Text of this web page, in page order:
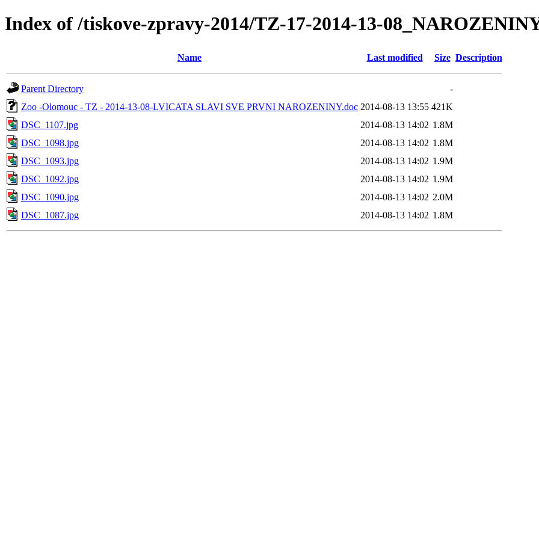
Index of /tiskove-zpravy-2014/TZ-17-2014-13-
Name Last modified Size Description
Parent Directory
-
Zoo -Olomouc - TZ - 2014-13-08-LVICATA SLAVI SVE PRVNI NAROZENINY.doc 2014-08-13 13:55 421K
DSC_1107.jpg
2014-08-13 14:02 1.8M
DSC_1098.jpg
2014-08-13 14:02 1.8M
DSC_1093.jpg
2014-08-13 14:02 1.9M
DSC_1092.jpg
2014-08-13 14:02 1.9M
DSC_1090.jpg
2014-08-13 14:02 2.0M
DSC_1087.jpg
2014-08-13 14:02 1.8M